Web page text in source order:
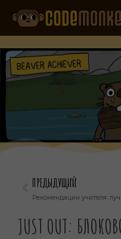
ПРЕДЫДУЩИЙ
JUST OUT: